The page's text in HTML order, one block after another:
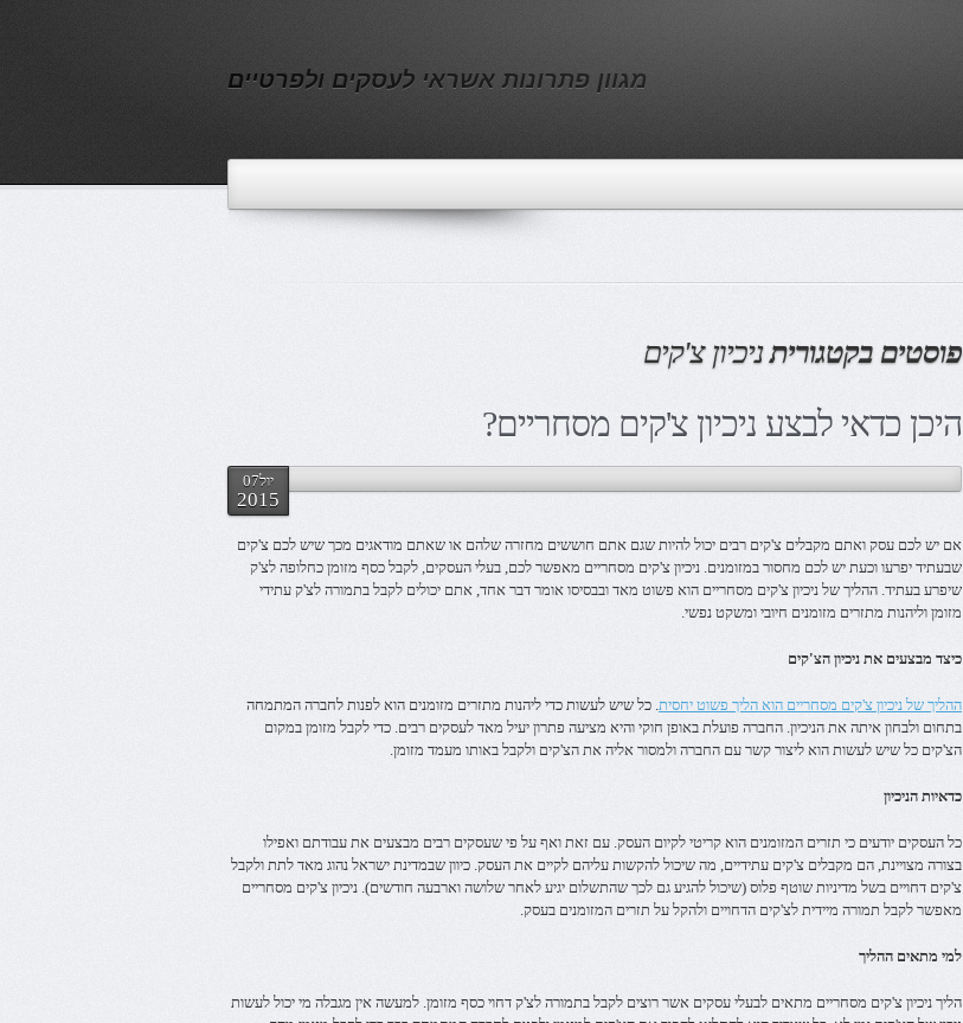
מגוון פתרונות אשראי לעסקים ולפרטיים
פוסטים בקטגוריתניכיון צ'קים
היכן כדאי לבצע ניכיון צ'קים מסחריים?
יול07
2015
אם יש לכם עסק ואתם מקבלים צ'קים רבים יכול להיות שגם אתם חוששים מחזרה שלהם או שאתם מודאגים מכך שיש לכם צ'קים
שבעתיד יפרעו וכעת יש לכם מחסור במזומנים. ניכיון צ'קים מסחריים מאפשר לכם, בעלי העסקים, לקבל כסף מזומן כחלופה לצ'ק
שיפרע בעתיד. ההליך של ניכיון צ'קים מסחריים הוא פשוט מאד ובבסיסו אומר דבר אחד, אתם יכולים לקבל בתמורה לצ'ק עתידי
מזומן וליהנות מתזרים מזומנים חיובי ומשקט נפשי.
כיצד מבצעים את ניכיון הצ'קים
ההליך של ניכיון צ'קים מסחריים הוא הליך פשוט יחסית. כל שיש לעשות כדי ליהנות מתזרים מזומנים הוא לפנות לחברה המתמחה
בתחום ולבחון איתה את הניכיון. החברה פועלת באופן חוקי והיא מציעה פתרון יעיל מאד לעסקים רבים. כדי לקבל מזומן במקום
הצ'קים כל שיש לעשות הוא ליצור קשר עם החברה ולמסור אליה את הצ'קים ולקבל באותו מעמד מזומן.
כדאיות הניכיון
כל העסקים יודעים כי תזרים המזומנים הוא קריטי לקיום העסק. עם זאת ואף על פי שעסקים רבים מבצעים את עבודתם ואפילו
בצורה מצויינת, הם מקבלים צ'קים עתידיים, מה שיכול להקשות עליהם לקיים את העסק. כיוון שבמדינת ישראל נהוג מאד לתת ולקבל
צ'קים דחויים בשל מדיניות שוטף פלוס (שיכול להגיע גם לכך שהתשלום יגיע לאחר שלושה וארבעה חודשים). ניכיון צ'קים מסחריים
מאפשר לקבל תמורה מיידית לצ'קים הדחויים ולהקל על תזרים המזומנים בעסק.
למי מתאים ההליך
הליך ניכיון צ'קים מסחריים מתאים לבעלי עסקים אשר רוצים לקבל בתמורה לצ'ק דחוי כסף מזומן. למעשה אין מגבלה מי יכול לעשות